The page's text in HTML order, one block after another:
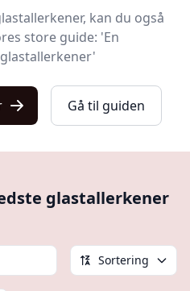
kan du også
store guide: 'En
Gå til guiden
glastallerkener
Sortering